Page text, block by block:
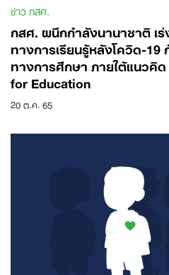
ข่าว กสศ.
กสศ. ผนึกกำลังนานาชาติ เ
ทางการเรียนรู้หลังโควิด-19
ทางการศึกษา ภายใต้แนวคิ
for Education
20 ต.ค. 65